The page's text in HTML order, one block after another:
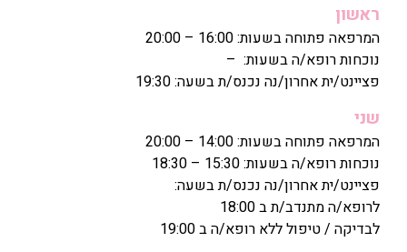
ראשון
המרפאה פתוחה בשעות: 16:00 – 20:00
נוכחות רופא/ה בשעות: –
פציינט/ית אחרון/נה נכנס/ת בשעה: 19:30
שני
המרפאה פתוחה בשעות: 14:00 – 20:00
נוכחות רופא/ה בשעות: 15:30 – 18:30
פציינט/ית אחרון/נה נכנס/ת בשעה:
לרופא/ה מתנדב/ת ב 18:00
לבדיקה / טיפול ללא רופא/ה ב 19:00